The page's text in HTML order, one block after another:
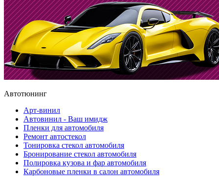
Автотюнинг
Арт-винил
Автовинил - Ваш имидж
Пленки для автомобиля
Ремонт автостекол
Тонировка стекол автомобиля
Бронирование стекол автомобиля
Полировка кузова и фар автомобиля
Карбоновые пленки в салон автомобиля